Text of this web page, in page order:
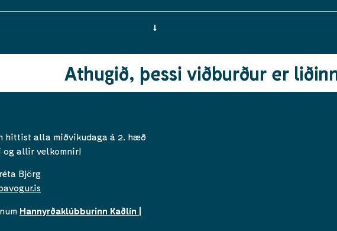
Athugið, þessi viðburður er
hittist alla miðvikudaga á 2. hæð
og allir velkomnir!
Björg
Hannyrðaklúbburinn Kaðlín |